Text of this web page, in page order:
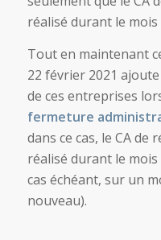
réalisé durant le mois
Tout en maintenant
22 février 2021
de ces entreprises
fermeture
dans ce cas, le CA de
réalisé durant le mois
cas échéant, sur un
nouveau).